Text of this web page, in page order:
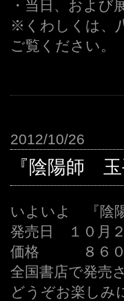
・当日、および
※くわしくは、
ご覧ください。
2012/10/26
『陰陽師
いよいよ 『陰
発売日 １０月２
価格 ８６０
全国書店で発売
どうぞお楽しみ